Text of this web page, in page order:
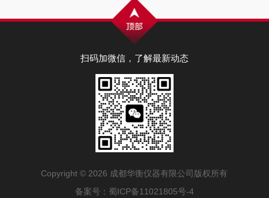
扫码加微信，了解最新动态
Copyright © 2026 成都华衡仪器有限公司版权所有
备案号： 蜀ICP备11021805号-4